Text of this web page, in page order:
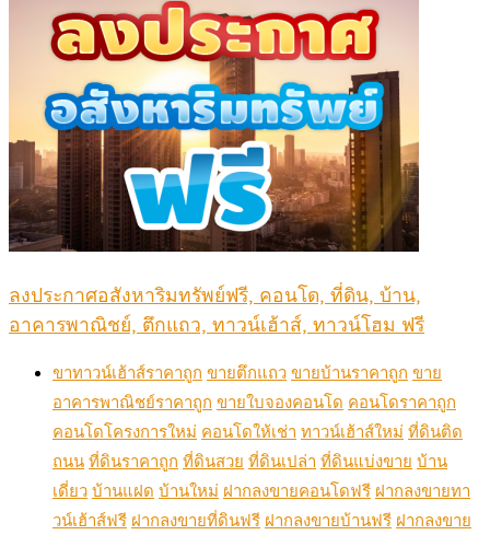
ลงประกาศอสังหาริมทรัพย์ฟรี, คอนโด, ที่ดิน, บ้าน,
อาคารพาณิชย์, ตึกแถว, ทาวน์เฮ้าส์, ทาวน์โฮม ฟรี
ขาทาวน์เฮ้าส์ราคาถูก ขายตึกแถว ขายบ้านราคาถูก ขาย
อาคารพาณิชย์ราคาถูก ขายใบจองคอนโด คอนโดราคาถูก
คอนโดโครงการใหม่ คอนโดให้เช่า ทาวน์เฮ้าส์ใหม่ ที่ดินติด
ถนน ที่ดินราคาถูก ที่ดินสวย ที่ดินเปล่า ที่ดินแบ่งขาย บ้าน
เดี่ยว บ้านแฝด บ้านใหม่ ฝากลงขายคอนโดฟรี ฝากลงขายทา
วน์เฮ้าส์ฟรี ฝากลงขายที่ดินฟรี ฝากลงขายบ้านฟรี ฝากลงขาย